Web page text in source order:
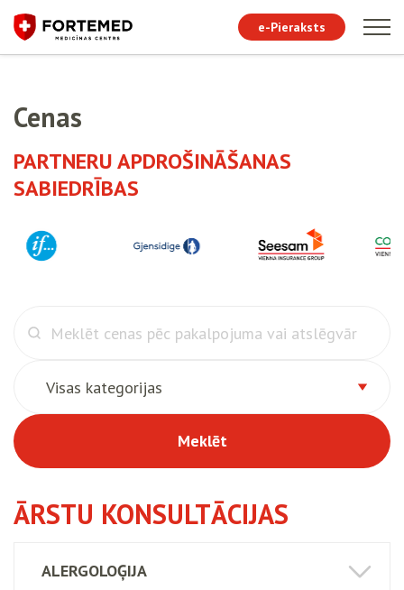
e-Pieraksts
Cenas
PARTNERU APDROŠINĀŠANAS
SABIEDRĪBAS
Visas kategorijas
Meklēt
ĀRSTU KONSULTĀCIJAS
ALERGOLOĢIJA